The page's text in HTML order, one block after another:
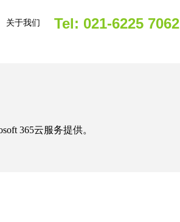
关于我们 Tel: 021-6225 7062
365云服务提供。